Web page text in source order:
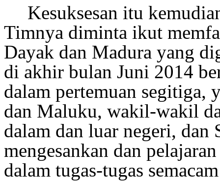
Kesuksesan itu
Timnya diminta ikut
Dayak dan Madura yang
di akhir bulan Juni 2014
dalam pertemuan segitiga,
dan Maluku, wakil-wakil
dalam dan luar negeri, dan
mengesankan dan
dalam tugas-tugas